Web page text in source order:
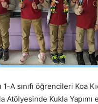
1-A sınıfı öğrencileri Koa
Atölyesinde Kukla